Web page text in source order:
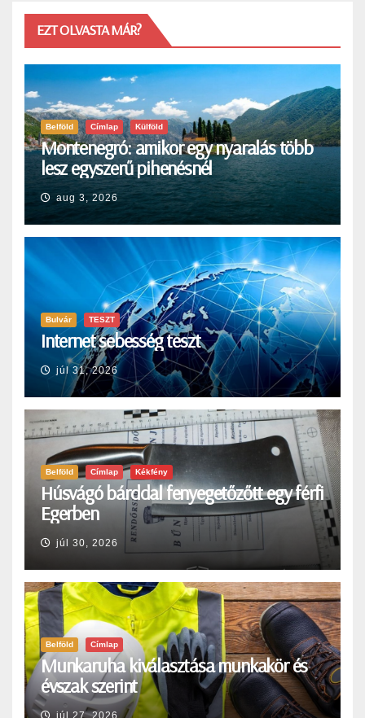
EZT OLVASTA MÁR?
Belföld Címlap Külföld
Montenegró: amikor egy nyaralás több
lesz egyszerű pihenésnél
aug 3, 2026
Bulvár TESZT
Internet sebesség teszt
júl 31, 2026
Belföld Címlap Kékfény
Húsvágó bárddal fenyegetőzőtt egy férfi
Egerben
júl 30, 2026
Belföld Címlap
Munkaruha kiválasztása munkakör és
évszak szerint